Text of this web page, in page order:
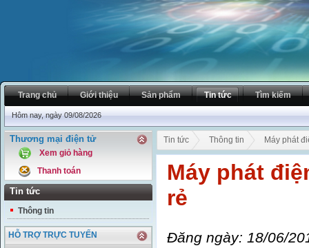
Trang chủ Giới thiệu Sản phẩm Tin tức Tìm kiếm
Hôm nay, ngày 09/08/2026
Thương mại điện tử
Xem giỏ hàng
Thanh toán
Tin tức
Thông tin
HỖ TRỢ TRỰC TUYẾN
Tin tức Thông tin Máy phát
Máy phát
rẻ
Đăng ngày: 18/06/